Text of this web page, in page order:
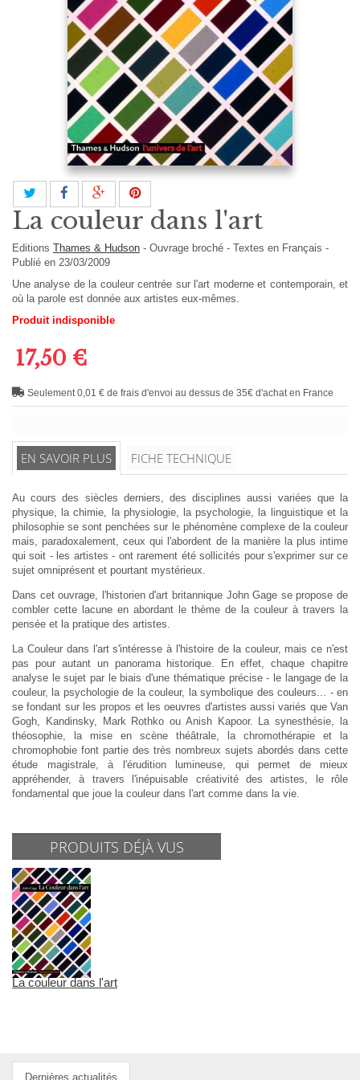
La couleur dans l'art
Editions Thames & Hudson - Ouvrage broché - Textes en Français -
Publié en 23/03/2009
Une analyse de la couleur centrée sur l'art moderne et contemporain, et
où la parole est donnée aux artistes eux-mêmes.
Produit indisponible
17,50 €
Seulement 0,01 € de frais d'envoi au dessus de 35€ d'achat en France
EN SAVOIR PLUS FICHE TECHNIQUE
Au cours des siècles derniers, des disciplines aussi variées que la
physique, la chimie, la physiologie, la psychologie, la linguistique et la
philosophie se sont penchées sur le phénomène complexe de la couleur
mais, paradoxalement, ceux qui l'abordent de la manière la plus intime
qui soit - les artistes - ont rarement été sollicités pour s'exprimer sur ce
sujet omniprésent et pourtant mystérieux.
Dans cet ouvrage, l'historien d'art britannique John Gage se propose de
combler cette lacune en abordant le thème de la couleur à travers la
pensée et la pratique des artistes.
La Couleur dans l'art s'intéresse à l'histoire de la couleur, mais ce n'est
pas pour autant un panorama historique. En effet, chaque chapitre
analyse le sujet par le biais d'une thématique précise - le langage de la
couleur, la psychologie de la couleur, la symbolique des couleurs... - en
se fondant sur les propos et les oeuvres d'artistes aussi variés que Van
Gogh, Kandinsky, Mark Rothko ou Anish Kapoor. La synesthésie, la
théosophie, la mise en scène théâtrale, la chromothérapie et la
chromophobie font partie des très nombreux sujets abordés dans cette
étude magistrale, à l'érudition lumineuse, qui permet de mieux
appréhender, à travers l'inépuisable créativité des artistes, le rôle
fondamental que joue la couleur dans l'art comme dans la vie.
PRODUITS DÉJÀ VUS
La couleur dans l'art
Dernières actualités